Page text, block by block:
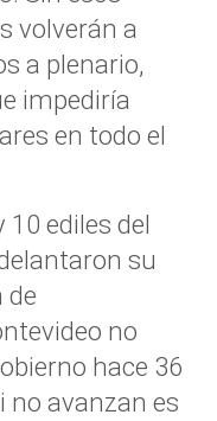
volverán a
a plenario,
impediría
en todo el
ediles del
su
de
no
hace 36
no avanzan es